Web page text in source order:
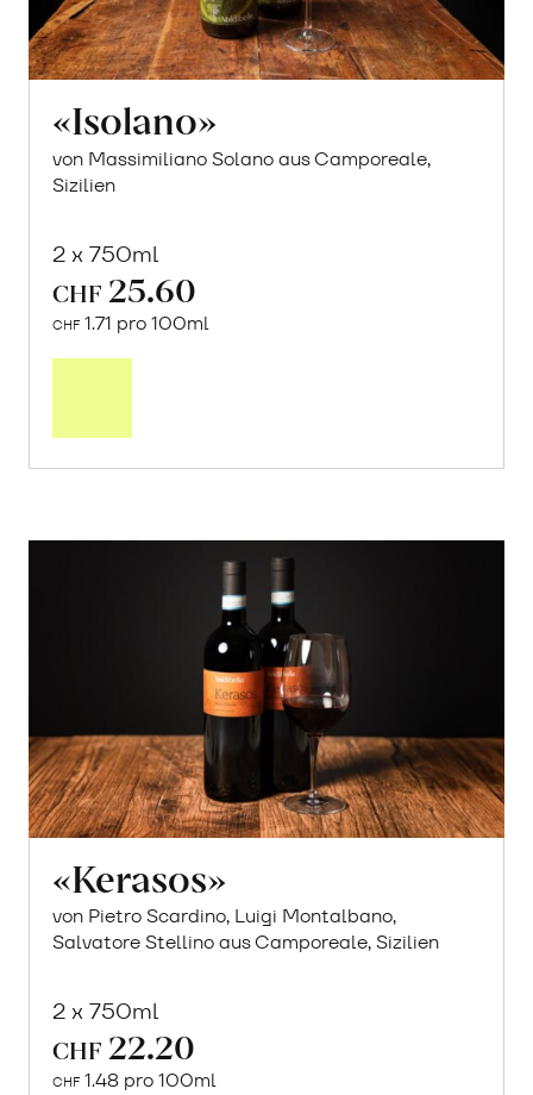
«Isolano»
von Massimiliano Solano aus Camporeale,
Sizilien
2 x 750ml
CHF 25.60
CHF 1.71 pro 100ml
«Kerasos»
von Pietro Scardino, Luigi Montalbano,
Salvatore Stellino aus Camporeale, Sizilien
2 x 750ml
CHF 22.20
CHF 1.48 pro 100ml